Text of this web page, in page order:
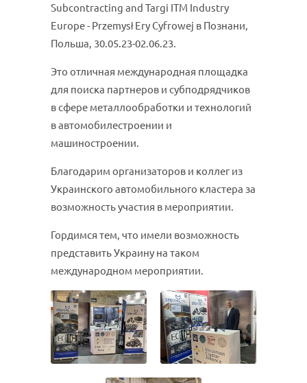
Subcontracting and Targi ITM Industry
Europe - Przemysł Ery Cyfrowej в Познани,
Польша, 30.05.23-02.06.23.
Это отличная международная площадка
для поиска партнеров и субподрядчиков
в сфере металлообработки и технологий
в автомобилестроении и
машиностроении.
Благодарим организаторов и коллег из
Украинского автомобильного кластера за
возможность участия в мероприятии.
Гордимся тем, что имели возможность
представить Украину на таком
международном мероприятии.